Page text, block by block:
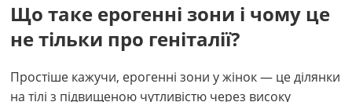
Що таке ерогенні зони і чому це
не тільки про геніталії?
Простіше кажучи, ерогенні зони у жінок — це ділянки
на тілі з підвищеною чутливістю через високу